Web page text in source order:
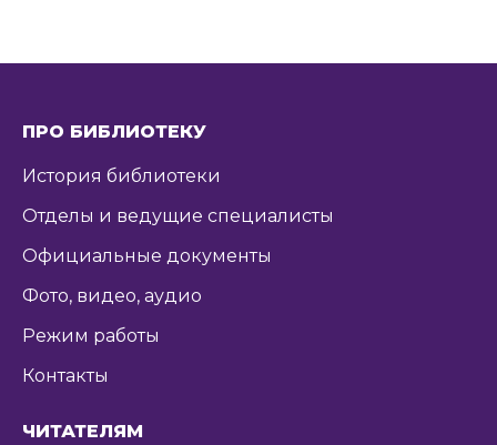
ПРО БИБЛИОТЕКУ
История библиотеки
Отделы и ведущие специалисты
Официальные документы
Фото, видео, аудио
Режим работы
Контакты
ЧИТАТЕЛЯМ